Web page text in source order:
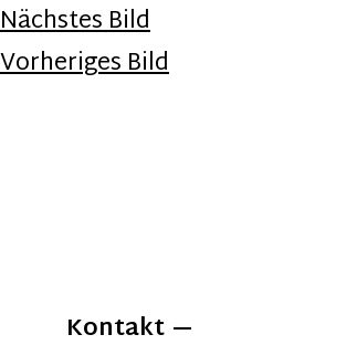
Nächstes Bild
Vorheriges Bild
Kontakt